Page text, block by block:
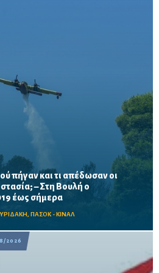
πήγαν και τι απέδωσαν οι
– Στη Βουλή ο
έως σήμερα
, ΠΑΣΟΚ - ΚΙΝΑΛ
των χρηματοδοτήσεων από
«ΑΙΓΙΣ» και AntiNero,
οχήματα, ε...
2026